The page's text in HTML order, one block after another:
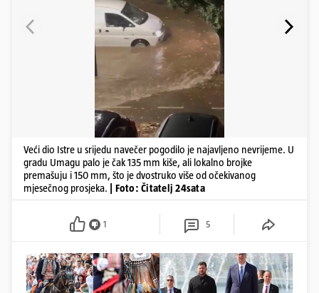
Veći dio Istre u srijedu navečer pogodilo je najavljeno nevrijeme. U
gradu Umagu palo je čak 135 mm kiše, ali lokalno brojke
premašuju i 150 mm, što je dvostruko više od očekivanog
mjesečnog prosjeka.
| Foto: Čitatelj 24sata
1 5